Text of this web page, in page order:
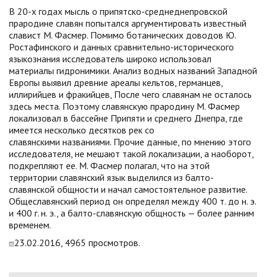
В 20-х годах мысль о припятско-среднеднепровской
прародине славян попытался аргументировать известный
славист М. Фасмер. Помимо ботанических доводов Ю.
Ростафинского и данных сравнительно-исторического
языкознания исследователь широко использовал
материалы гидронимики. Анализ водных названий Западной
Европы выявил древние ареалы кельтов, германцев,
иллирийцев и фракийцев, После чего славянам не осталось
здесь места. Поэтому славянскую прародину М. Фасмер
локализовал в бассейне Припяти и среднего Днепра, где
имеется несколько десятков рек со
славянскими названиями. Прочие данные, по мнению этого
исследователя, не мешают такой локализации, а наоборот,
подкрепляют ее. М. Фасмер полагал, что на этой
территории славянский язык выделился из балто-
славянской общности и начал самостоятельное развитие.
Общеславянский период он определял между 400 т. до н. э.
и 400 г. н. э., а балто-славянскую общность — более ранним
временем.
23.02.2016, 4965 просмотров.